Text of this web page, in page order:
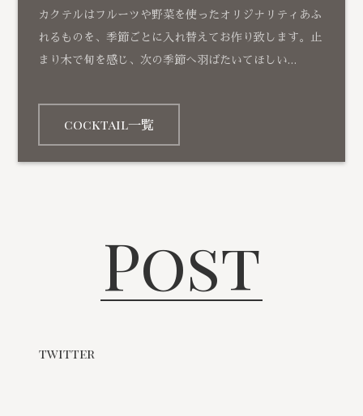
カクテルはフルーツや野菜を使ったオリジナリティあふ
れるものを、季節ごとに入れ替えてお作り致します。止
まり木で旬を感じ、次の季節へ羽ばたいてほしい…
cocktail一覧
Post
twitter